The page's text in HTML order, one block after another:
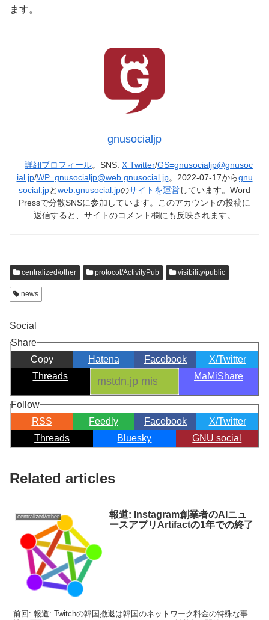
ます。
gnusocialjp
詳細プロフィール。SNS: X Twitter/GS=gnusocialjp@gnusoc
ial.jp/WP=gnusocialjp@web.gnusocial.jp。2022-07-17からgnu
social.jpとweb.gnusocial.jpのサイトを運営しています。Word
Pressで分散SNSに参加しています。このアカウントの投稿に
返信すると、サイトのコメント欄にも反映されます。
centralized/other protocol/ActivityPub visibility/public
news
Social
Share
Copy
Hatena Facebook
X/Twitter
Threads
MaMiShare
Follow
RSS
Feedly Facebook
X/Twitter
Threads
Bluesky GNU social
Related articles
centralized/other
報道: Instagram創業者のAIニュ
ースアプリArtifactの1年での終了
前回: 報道: Twitchの韓国撤退は韓国のネットワーク料金の特殊な事